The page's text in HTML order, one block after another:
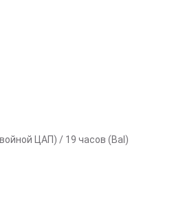
ЦАП) / 19 часов (Bal)